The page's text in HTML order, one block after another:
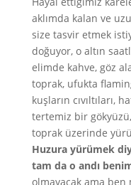
aklımda kalan ve
size tasvir etmek
doğuyor, o altın
elimde kahve, göz
toprak, ufukta
kuşların cıvıltıları,
tertemiz bir
toprak üzerinde
Huzura yürümek
tam da o andı
olmayacak ama